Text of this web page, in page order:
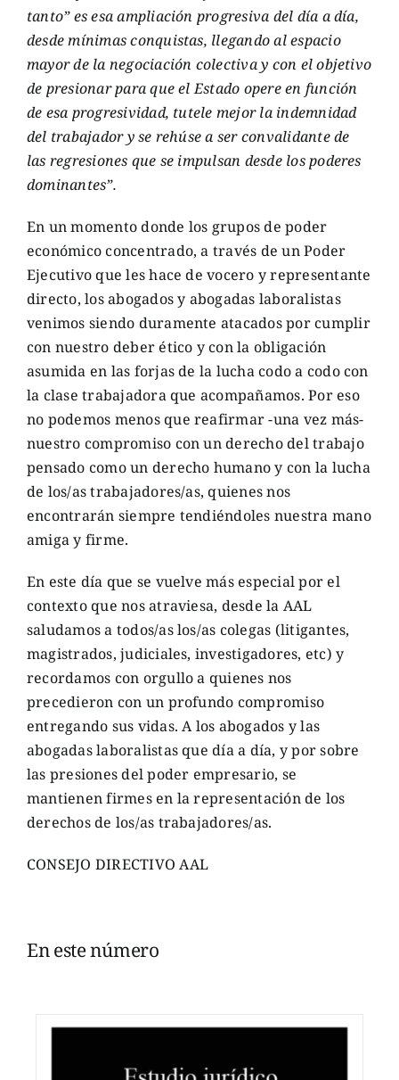
tanto” es esa ampliación progresiva del día a día,
desde mínimas conquistas, llegando al espacio
mayor de la negociación colectiva y con el objetivo
de presionar para que el Estado opere en función
de esa progresividad, tutele mejor la indemnidad
del trabajador y se rehúse a ser convalidante de
las regresiones que se impulsan desde los poderes
dominantes”.
En un momento donde los grupos de poder
económico concentrado, a través de un Poder
Ejecutivo que les hace de vocero y representante
directo, los abogados y abogadas laboralistas
venimos siendo duramente atacados por cumplir
con nuestro deber ético y con la obligación
asumida en las forjas de la lucha codo a codo con
la clase trabajadora que acompañamos. Por eso
no podemos menos que reafirmar -una vez más-
nuestro compromiso con un derecho del trabajo
pensado como un derecho humano y con la lucha
de los/as trabajadores/as, quienes nos
encontrarán siempre tendiéndoles nuestra mano
amiga y firme.
En este día que se vuelve más especial por el
contexto que nos atraviesa, desde la AAL
saludamos a todos/as los/as colegas (litigantes,
magistrados, judiciales, investigadores, etc) y
recordamos con orgullo a quienes nos
precedieron con un profundo compromiso
entregando sus vidas. A los abogados y las
abogadas laboralistas que día a día, y por sobre
las presiones del poder empresario, se
mantienen firmes en la representación de los
derechos de los/as trabajadores/as.
CONSEJO DIRECTIVO AAL
En este número